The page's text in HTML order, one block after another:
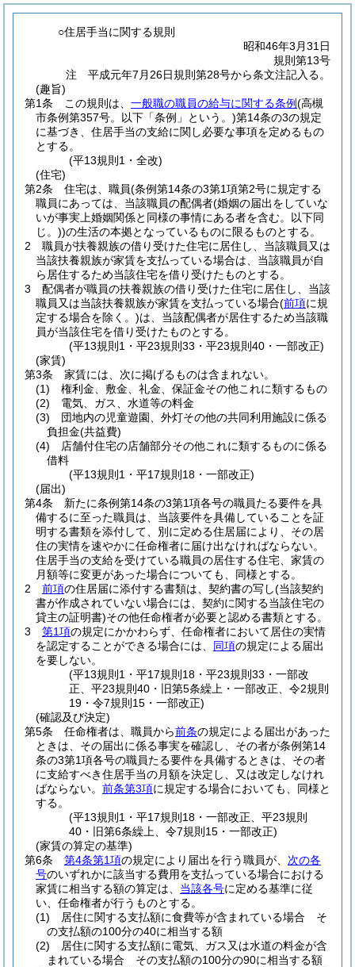
○住居手当に関する規則
昭和46年3月31日
規則第13号
注 平成元年7月26日規則第28号から条文注記入る。
(趣旨)
第1条
この規則は、 一般職の職員の給与に関する条例(高槻
市条例第357号。以下「条例」という。)第14条の3の規定
に基づき、住居手当の支給に関し必要な事項を定めるもの
とする。
(平13規則1・全改)
(住宅)
第2条
住宅は、職員(条例第14条の3第1項第2号に規定する
職員にあっては、当該職員の配偶者(婚姻の届出をしていな
いが事実上婚姻関係と同様の事情にある者を含む。以下同
じ。))の生活の本拠となっているものに限るものとする。
2
職員が扶養親族の借り受けた住宅に居住し、当該職員又は
当該扶養親族が家賃を支払っている場合は、当該職員が自
ら居住するため当該住宅を借り受けたものとする。
3
配偶者が職員の扶養親族の借り受けた住宅に居住し、当該
職員又は当該扶養親族が家賃を支払っている場合(前項に規
定する場合を除く。)は、当該配偶者が居住するため当該職
員が当該住宅を借り受けたものとする。
(平13規則1・平23規則33・平23規則40・一部改正)
(家賃)
第3条
家賃には、次に掲げるものは含まれない。
(1)
権利金、敷金、礼金、保証金その他これに類するもの
(2)
電気、ガス、水道等の料金
(3)
団地内の児童遊園、外灯その他の共同利用施設に係る
負担金(共益費)
(4)
店舗付住宅の店舗部分その他これに類するものに係る
借料
(平13規則1・平17規則18・一部改正)
(届出)
第4条
新たに条例第14条の3第1項各号の職員たる要件を具
備するに至った職員は、当該要件を具備していることを証
明する書類を添付して、別に定める住居届により、その居
住の実情を速やかに任命権者に届け出なければならない。
住居手当の支給を受けている職員の居住する住宅、家賃の
月額等に変更があった場合についても、同様とする。
2
前項の住居届に添付する書類は、契約書の写し(当該契約
書が作成されていない場合には、契約に関する当該住宅の
貸主の証明書)その他任命権者が必要と認める書類とする。
3
第1項の規定にかかわらず、任命権者において居住の実情
を認定することができる場合には、 同項の規定による届出
を要しない。
(平13規則1・平17規則18・平23規則33・一部改
正、平23規則40・旧第5条繰上・一部改正、令2規則
19・令7規則15・一部改正)
(確認及び決定)
第5条
任命権者は、職員から前条の規定による届出があった
ときは、その届出に係る事実を確認し、その者が条例第14
条の3第1項各号の職員たる要件を具備するときは、その者
に支給すべき住居手当の月額を決定し、又は改定しなけれ
ばならない。 前条第3項に規定する場合においても、同様と
する。
(平13規則1・平17規則18・一部改正、平23規則
40・旧第6条繰上、令7規則15・一部改正)
(家賃の算定の基準)
第6条
第4条第1項の規定により届出を行う職員が、 次の各
号のいずれかに該当する費用を支払っている場合における
家賃に相当する額の算定は、 当該各号に定める基準に従
い、任命権者が行うものとする。
(1)
居住に関する支払額に食費等が含まれている場合 そ
の支払額の100分の40に相当する額
(2)
居住に関する支払額に電気、ガス又は水道の料金が含
まれている場合 その支払額の100分の90に相当する額